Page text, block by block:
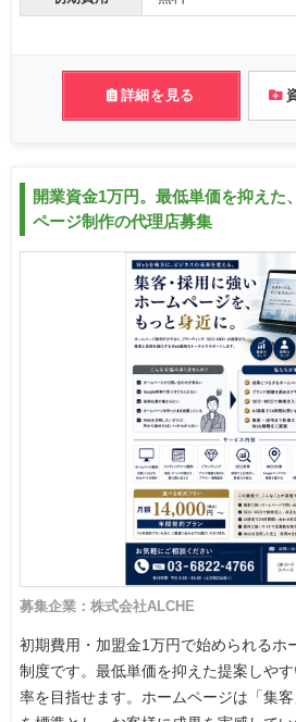
詳細を見る
開業資金1万円。最低単価を抑えた
ページ制作の代理店募集
募集企業：株式会社ALCHE
初期費用・加盟金1万円で始められるホ
制度です。最低単価を抑えた提案しや
率を目指せます。ホームページは「集